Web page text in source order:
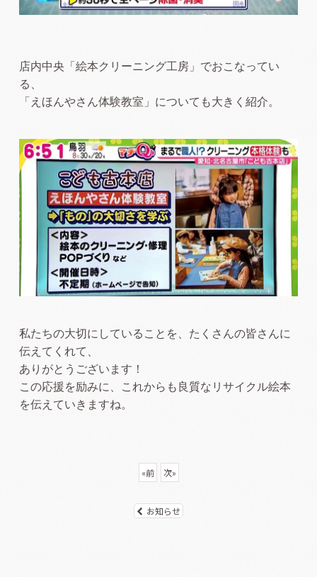
店内中央「絵本クリーニング工房」でおこなってい
る、
「えほんやさん体験教室」についても大きく紹介。
私たちの大切にしていることを、たくさんの皆さんに
伝えてくれて、
ありがとうございます！
この応援を励みに、これからも良質なリサイクル絵本
を伝えていきますね。
«前 次»
お知らせ